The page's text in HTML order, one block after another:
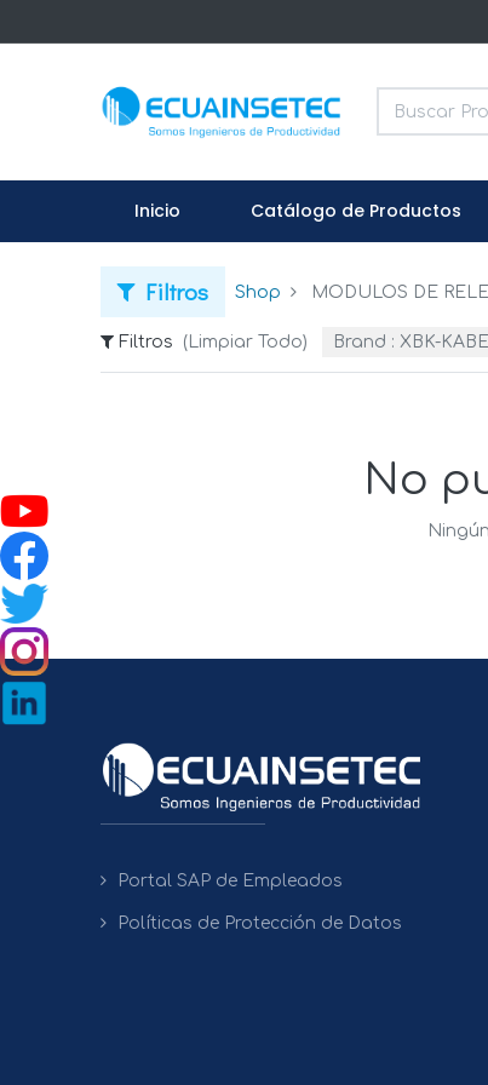
Inicio Catálogo de Productos
Filtros Shop MODULOS DE
Filtros (Limpiar Todo) Brand : XBK-
No
Portal SAP de Empleados
Políticas de Protección de Datos